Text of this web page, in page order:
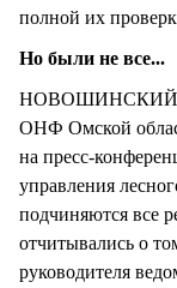
полной их
Но были не все...
НОВОШИНСКИЙ и
ОНФ Омской
на пресс-
управления
подчиняются все
отчитывались о
руководителя